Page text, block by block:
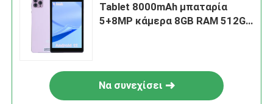
Tablet 8000mAh μπαταρία
5+8MP κάμερα 8GB RAM 512GB
Να συνεχίσει